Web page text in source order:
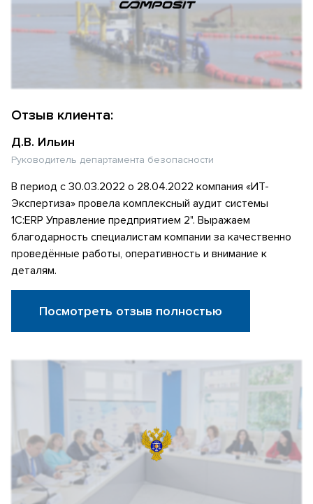
Отзыв клиента:
Д.В. Ильин
Руководитель департамента безопасности
В период с 30.03.2022 о 28.04.2022 компания «ИТ-
Экспертиза» провела комплексный аудит системы
1С:ERP Управление предприятием 2". Выражаем
благодарность специалистам компании за качественно
проведённые работы, оперативность и внимание к
деталям.
Посмотреть отзыв полностью